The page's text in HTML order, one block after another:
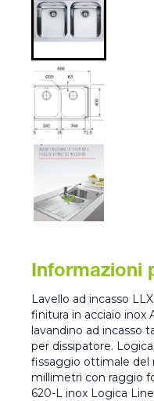
Informazioni
Lavello ad incasso
finitura in acciaio inox
lavandino ad incasso
per dissipatore.
fissaggio ottimale del
millimetri con raggio
620-L inox Logica